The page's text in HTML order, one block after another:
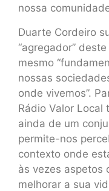
nossa
Duarte Cordeiro
“agregador”
mesmo
nossas
onde vivemos”.
Rádio Valor Local
ainda de um
permite-nos
contexto onde
às vezes aspetos
melhorar a sua